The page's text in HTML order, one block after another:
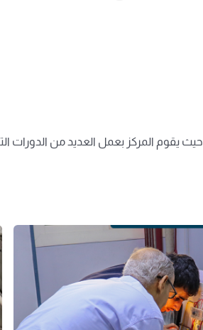
تم إنشاء المركز سنة 1996 و تم البدء فى تقديم دورات تدريبية لمجال صيانة